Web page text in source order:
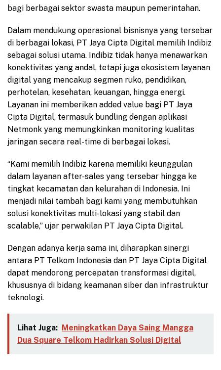
bagi berbagai sektor swasta maupun pemerintahan.
Dalam mendukung operasional bisnisnya yang tersebar
di berbagai lokasi, PT Jaya Cipta Digital memilih Indibiz
sebagai solusi utama. Indibiz tidak hanya menawarkan
konektivitas yang andal, tetapi juga ekosistem layanan
digital yang mencakup segmen ruko, pendidikan,
perhotelan, kesehatan, keuangan, hingga energi.
Layanan ini memberikan added value bagi PT Jaya
Cipta Digital, termasuk bundling dengan aplikasi
Netmonk yang memungkinkan monitoring kualitas
jaringan secara real-time di berbagai lokasi.
“Kami memilih Indibiz karena memiliki keunggulan
dalam layanan after-sales yang tersebar hingga ke
tingkat kecamatan dan kelurahan di Indonesia. Ini
menjadi nilai tambah bagi kami yang membutuhkan
solusi konektivitas multi-lokasi yang stabil dan
scalable,” ujar perwakilan PT Jaya Cipta Digital.
Dengan adanya kerja sama ini, diharapkan sinergi
antara PT Telkom Indonesia dan PT Jaya Cipta Digital
dapat mendorong percepatan transformasi digital,
khususnya di bidang keamanan siber dan infrastruktur
teknologi.
Lihat Juga: Meningkatkan Daya Saing Mangga
Dua Square Telkom Hadirkan Solusi Digital